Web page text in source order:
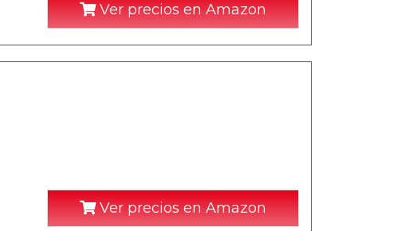
Ver precios en Amazon
Ver precios en Amazon